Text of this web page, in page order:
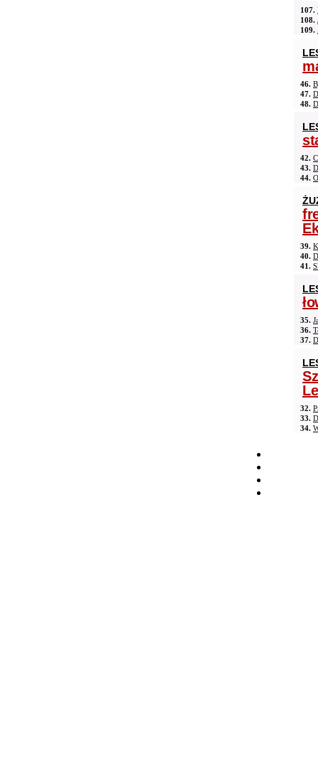
107.
108.
109.
46.
47.
48.
42.
43.
44.
39.
40.
41.
35.
36.
37.
32.
33.
34.